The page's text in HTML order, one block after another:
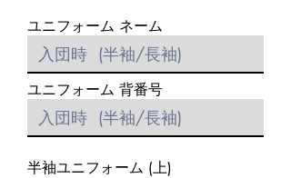
ユニフォーム ネーム
ユニフォーム 背番号
半袖ユニフォーム (上)